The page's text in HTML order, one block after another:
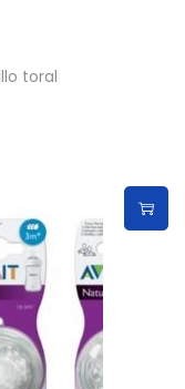
toral